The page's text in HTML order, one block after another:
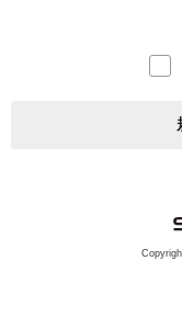
2.インターネットを利用す
3.利用者は、「QJnavi」
当社との間で「QJnavi」